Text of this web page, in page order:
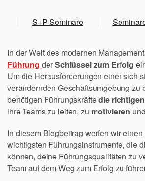
S+P Seminare
In der Welt des modernen
Führung derSchlüssel zum Erfolg
Um die Herausforderungen einer sich
verändernden Geschäftsumgebung zu
benötigen Führungskräftedie
ihre Teams zu leiten, zu motivieren
In diesem Blogbeitrag werfen wir
wichtigsten Führungsinstrumente, die
können, deine Führungsqualitäten zu
Team auf dem Weg zum Erfolg zu